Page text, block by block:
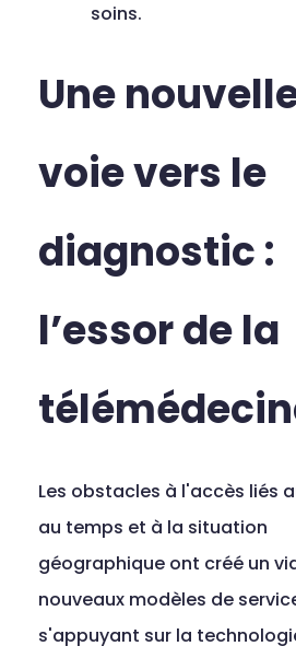
soins.
Une
voie vers le
diagnostic :
l’essor de la
Les obstacles à l'accès liés
au temps et à la situation
géographique ont créé un
nouveaux modèles de
s'appuyant sur la